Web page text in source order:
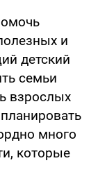
и
детский
семьи
взрослых
много
которые